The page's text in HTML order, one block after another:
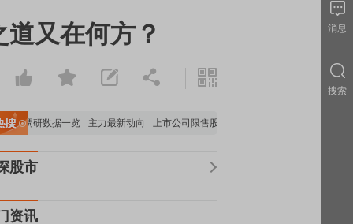
又在何方？
调研数据一览 主力最新动向 上市公司限售股解禁一览
股市
资讯
消息
搜索